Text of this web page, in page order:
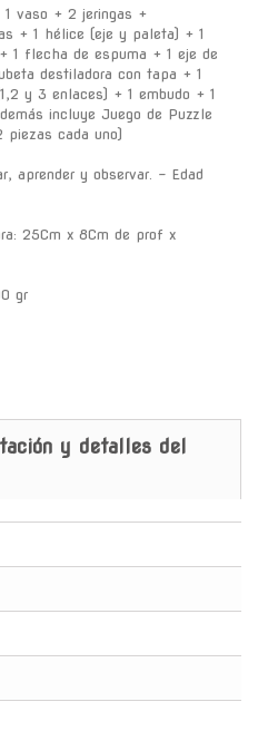
1 vaso + 2 jeringas +
+ 1 hélice (eje y paleta) + 1
1 flecha de espuma + 1 eje de
destiladora con tapa + 1
y 3 enlaces) + 1 embudo + 1
incluye Juego de Puzzle
piezas cada uno)
aprender y observar. - Edad
25Cm x 8Cm de prof x
gr
y detalles del